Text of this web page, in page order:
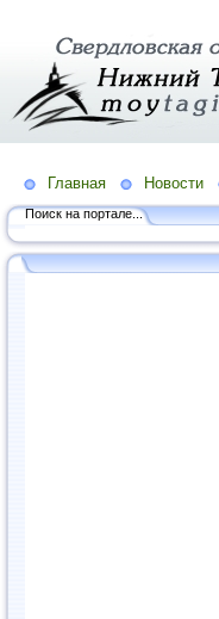
Главная Новости
Поиск на портале...